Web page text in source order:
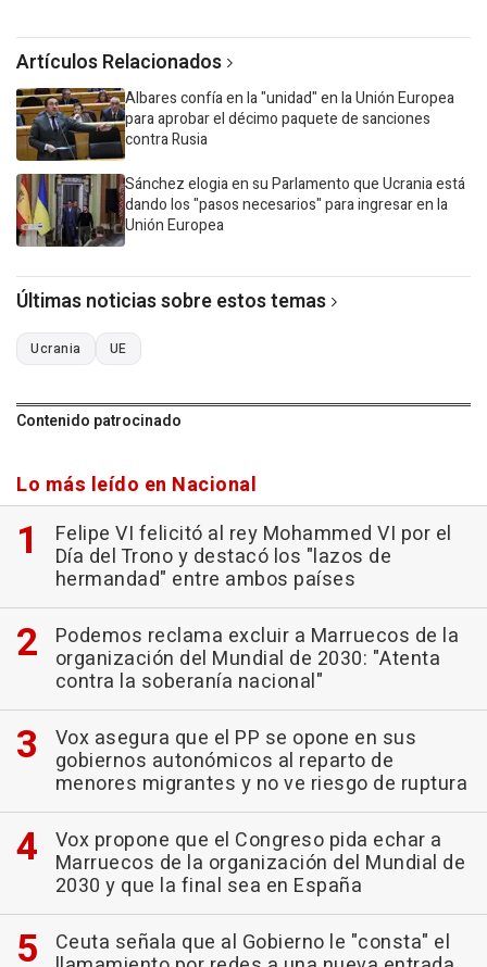
Artículos Relacionados
Albares confía en la "unidad" en la Unión Europea
para aprobar el décimo paquete de sanciones
contra Rusia
Sánchez elogia en su Parlamento que Ucrania está
dando los "pasos necesarios" para ingresar en la
Unión Europea
Últimas noticias sobre estos temas
Ucrania UE
Contenido patrocinado
Lo más leído en Nacional
Felipe VI felicitó al rey Mohammed VI por el
Día del Trono y destacó los "lazos de
hermandad" entre ambos países
Podemos reclama excluir a Marruecos de la
organización del Mundial de 2030: "Atenta
contra la soberanía nacional"
Vox asegura que el PP se opone en sus
gobiernos autonómicos al reparto de
menores migrantes y no ve riesgo de ruptura
Vox propone que el Congreso pida echar a
Marruecos de la organización del Mundial de
2030 y que la final sea en España
Ceuta señala que al Gobierno le "consta" el